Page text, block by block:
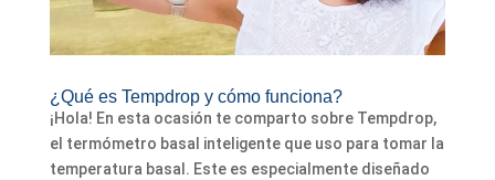
¿Qué es Tempdrop y cómo funciona?
¡Hola! En esta ocasión te comparto sobre Tempdrop,
el termómetro basal inteligente que uso para tomar la
temperatura basal. Este es especialmente diseñado